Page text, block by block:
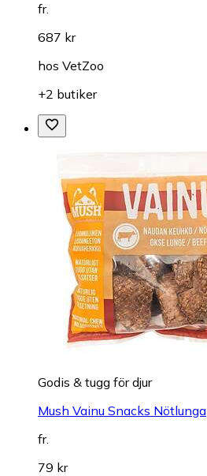
fr.
687 kr
hos VetZoo
+2 butiker
Godis & tugg för djur
Mush Vainu Snacks Nötlunga
fr.
79 kr